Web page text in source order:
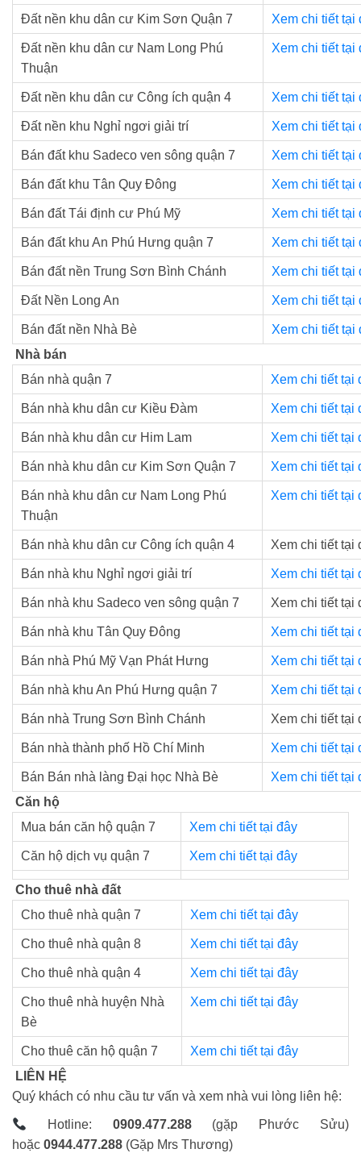
Đất nền khu dân cư Kim Sơn Quận 7 Xem chi tiết tại
Đất nền khu dân cư Nam Long Phú
Thuận
Xem chi tiết tại
Đất nền khu dân cư Công ích quận 4 Xem chi tiết tại
Đất nền khu Nghỉ ngơi giải trí Xem chi tiết tại
Bán đất khu Sadeco ven sông quận 7 Xem chi tiết tại
Bán đất khu Tân Quy Đông Xem chi tiết tại
Bán đất Tái định cư Phú Mỹ Xem chi tiết tại
Bán đất khu An Phú Hưng quận 7 Xem chi tiết tại
Bán đất nền Trung Sơn Bình Chánh Xem chi tiết tại
Đất Nền Long An Xem chi tiết tại
Bán đất nền Nhà Bè
Xem chi tiết tại
Nhà bán
Bán nhà quận 7
Xem chi tiết tại
Bán nhà khu dân cư Kiều Đàm Xem chi tiết tại
Bán nhà khu dân cư Him Lam Xem chi tiết tại
Bán nhà khu dân cư Kim Sơn Quận 7 Xem chi tiết tại
Bán nhà khu dân cư Nam Long Phú
Thuận
Xem chi tiết tại
Bán nhà khu dân cư Công ích quận 4 Xem chi tiết tại
Bán nhà khu Nghỉ ngơi giải trí Xem chi tiết tại
Bán nhà khu Sadeco ven sông quận 7 Xem chi tiết tại
Bán nhà khu Tân Quy Đông Xem chi tiết tại
Bán nhà Phú Mỹ Vạn Phát Hưng Xem chi tiết tại
Bán nhà khu An Phú Hưng quận 7 Xem chi tiết tại
Bán nhà Trung Sơn Bình Chánh Xem chi tiết tại
Bán nhà thành phố Hồ Chí Minh Xem chi tiết tại
Bán Bán nhà làng Đại học Nhà Bè
Xem chi tiết tại
Căn hộ
Mua bán căn hộ quận 7
Xem chi tiết tại đây
Căn hộ dịch vụ quận 7 Xem chi tiết tại đây
Cho thuê nhà đất
Cho thuê nhà quận 7
Xem chi tiết tại đây
Cho thuê nhà quận 8 Xem chi tiết tại đây
Cho thuê nhà quận 4 Xem chi tiết tại đây
Cho thuê nhà huyện Nhà
Bè
Xem chi tiết tại đây
Cho thuê căn hộ quận 7
Xem chi tiết tại đây
LIÊN HỆ
Quý khách có nhu cầu tư vấn và xem nhà vui lòng liên hệ:
Hotline: 0909.477.288(gặp Phước Sửu)
hoặc 0944.477.288 (Gặp Mrs Thương)